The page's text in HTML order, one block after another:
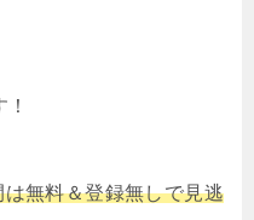
無料＆登録無しで見逃